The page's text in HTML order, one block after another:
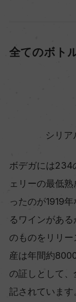
全てのボト
シリア
ボデガには234
ェリーの最低
ったのが1919
るワインがあ
のものをリリ
産は年間約
の証しとして
記されています